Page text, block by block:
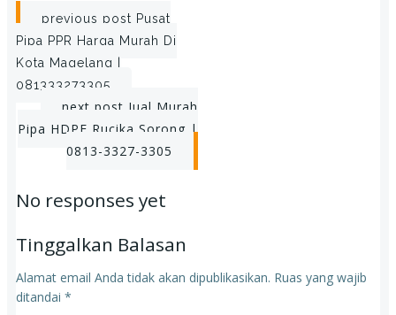
Post
navigation
previous post Pusat
Pipa PPR Harga Murah Di
Kota Magelang |
081333273305
Post
navigation
next post Jual Murah
Pipa HDPE Rucika Sorong |
0813-3327-3305
No responses yet
Tinggalkan Balasan
Alamat email Anda tidak akan dipublikasikan. Ruas yang wajib
ditandai *